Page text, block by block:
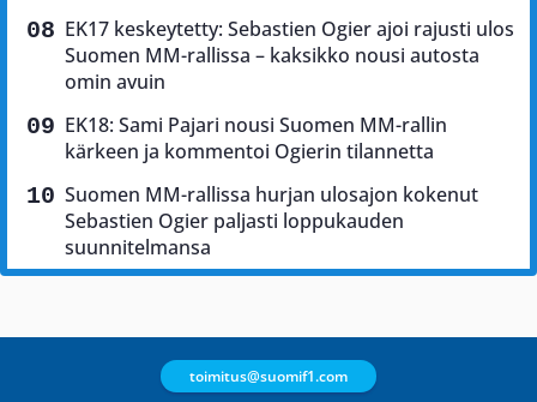
EK17 keskeytetty: Sebastien Ogier ajoi rajusti ulos
Suomen MM-rallissa – kaksikko nousi autosta
omin avuin
EK18: Sami Pajari nousi Suomen MM-rallin
kärkeen ja kommentoi Ogierin tilannetta
Suomen MM-rallissa hurjan ulosajon kokenut
Sebastien Ogier paljasti loppukauden
suunnitelmansa
toimitus@suomif1.com